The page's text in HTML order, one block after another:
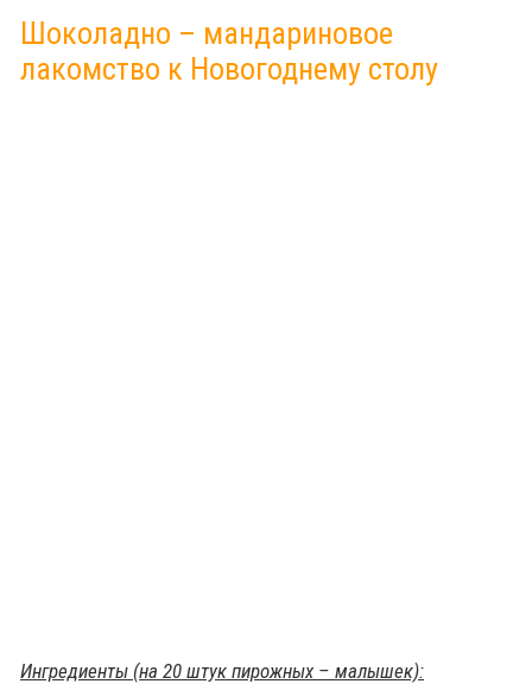
Шоколадно – мандариновое
лакомство к Новогоднему столу
Ингредиенты (на 20 штук пирожных – малышек):